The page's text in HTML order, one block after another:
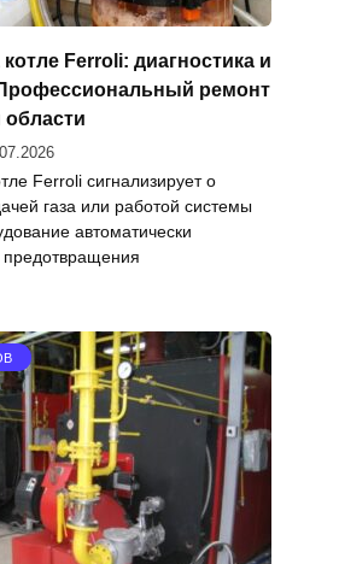
Ferroli: диагностика и
ремонт
области
Ferroli сигнализирует о
газа или работой системы
автоматически
предотвращения